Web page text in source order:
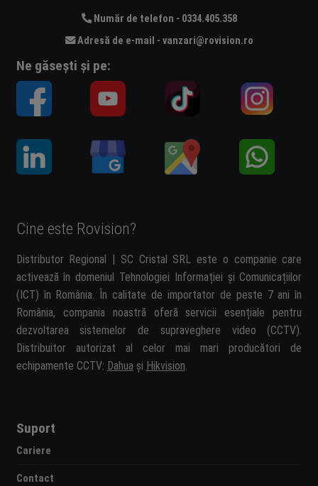
Număr de telefon - 0334.405.358
Adresă de e-mail - vanzari@rovision.ro
Ne găsești și pe:
Cine este Rovision?
Distributor Regional | SC Cristal SRL este o companie care
activează în domeniul Tehnologiei Informației și Comunicațiilor
(ICT) în România. În calitate de importator de peste 7 ani în
România, compania noastră oferă servicii esențiale pentru
dezvoltarea sistemelor de supraveghere video (CCTV).
Distribuitor autorizat al celor mai mari producători de
echipamente CCTV: Dahua și Hikvision.
Suport
Cariere
Contact